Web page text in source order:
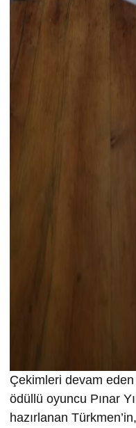
Çekimleri devam eden
ödüllü oyuncu Pınar
hazırlanan